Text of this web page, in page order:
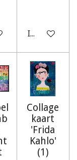
In
Collage
kaart
'Frida
Kahlo'
(1)